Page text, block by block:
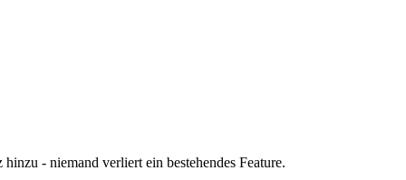
- niemand verliert ein bestehendes Feature.